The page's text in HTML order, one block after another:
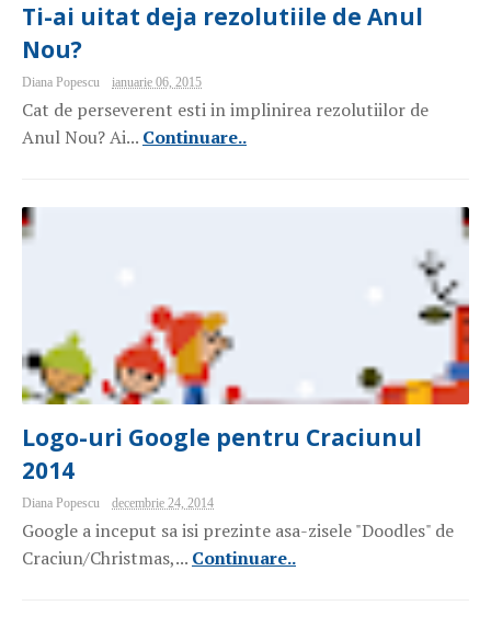
Ti-ai uitat deja rezolutiile de Anul
Nou?
Diana Popescu ianuarie 06, 2015
Cat de perseverent esti in implinirea rezolutiilor de
Anul Nou? Ai... Continuare..
Logo-uri Google pentru Craciunul
2014
Diana Popescu decembrie 24, 2014
Google a inceput sa isi prezinte asa-zisele "Doodles" de
Craciun/Christmas,... Continuare..